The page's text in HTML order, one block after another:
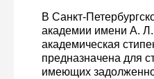
В Санкт-
академии имени А. Л.
академическая
предназначена для
имеющих